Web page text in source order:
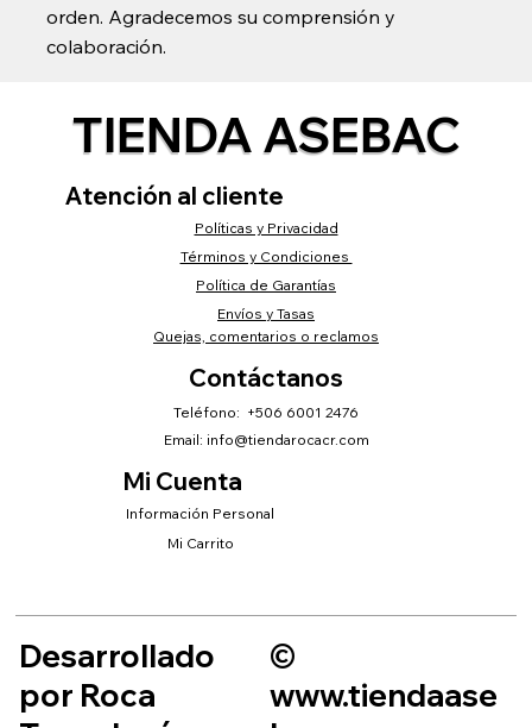
orden. Agradecemos su comprensión y
colaboración.
TIENDA ASEBAC
Atención al cliente
Políticas y Privacidad
Términos y Condiciones
Envíos y Tasas
Política de Garantías
Quejas, comentarios o reclamos
Mi Cuenta
Información Personal
Mi Carrito
Contáctanos
Teléfono: +506 6001 2476
Email: info@tiendarocacr.com
Desarrollado
por Roca
©
www.tiendaase